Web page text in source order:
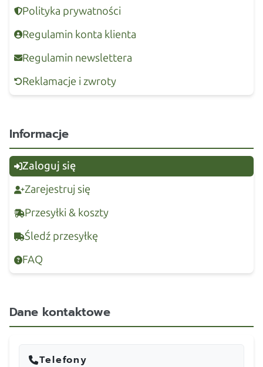
Polityka prywatności
Regulamin konta klienta
Regulamin newslettera
Reklamacje i zwroty
Informacje
Zaloguj się
Zarejestruj się
Przesyłki & koszty
Śledź przesyłkę
FAQ
Dane kontaktowe
Telefony